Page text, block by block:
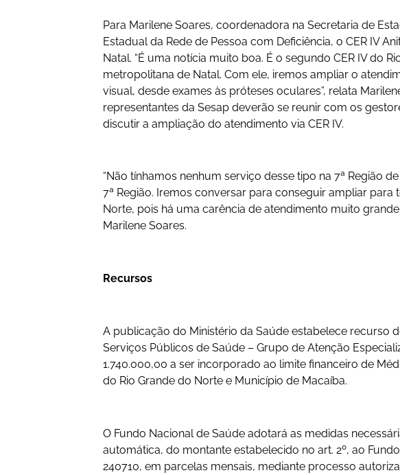
Para Marilene Soares, coordenadora na Secretaria de
Estadual da Rede de Pessoa com Deficiência, o CER IV
Natal. “É uma notícia muito boa. É o segundo CER IV do
metropolitana de Natal. Com ele, iremos ampliar o
visual, desde exames às próteses oculares”, relata
representantes da Sesap deverão se reunir com os
discutir a ampliação do atendimento via CER IV.
“Não tínhamos nenhum serviço desse tipo na 7ª Região
7ª Região. Iremos conversar para conseguir ampliar para
Norte, pois há uma carência de atendimento muito
Marilene Soares.
Recursos
A publicação do Ministério da Saúde estabelece recurso
Serviços Públicos de Saúde – Grupo de Atenção
1.740.000,00 a ser incorporado ao limite financeiro de
do Rio Grande do Norte e Município de Macaíba.
O Fundo Nacional de Saúde adotará as medidas
automática, do montante estabelecido no art. 2º, ao
240710, em parcelas mensais, mediante processo